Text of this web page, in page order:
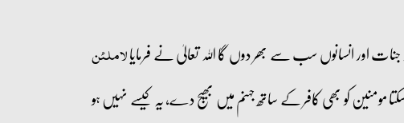
جنات اور انسانوں سب سے بھر دوں گا اللہ تعالیٰ نے فرمایالاملئن
مومنین کو بھی کافر کے ساتھ جہنم میں بھیج دے، یہ کیسے نہیں ہو